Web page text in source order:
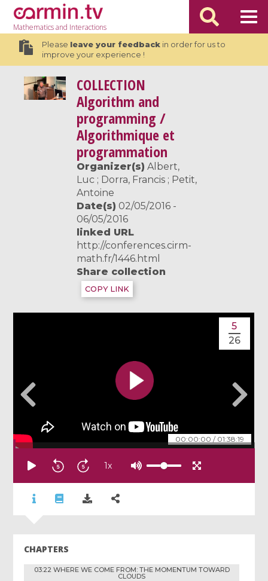
Mathematicsand Interactions
Please leave your feedbackin order for us to
improve your experience !
COLLECTION
Algorithm and
programming /
Algorithmique et
programmation
Organizer(s) Albert,
Luc ; Dorra, Francis ; Petit,
Antoine
Date(s) 02/05/2016 -
06/05/2016
linked URL
http://conferences.cirm-
math.fr/1446.html
Share collection
COPY LINK
00:00:00 / 01:38:19
5
26
1x
CHAPTERS
03:22 WHERE WE COME FROM: THE MOMENTUM TOWARD
CLOUDS